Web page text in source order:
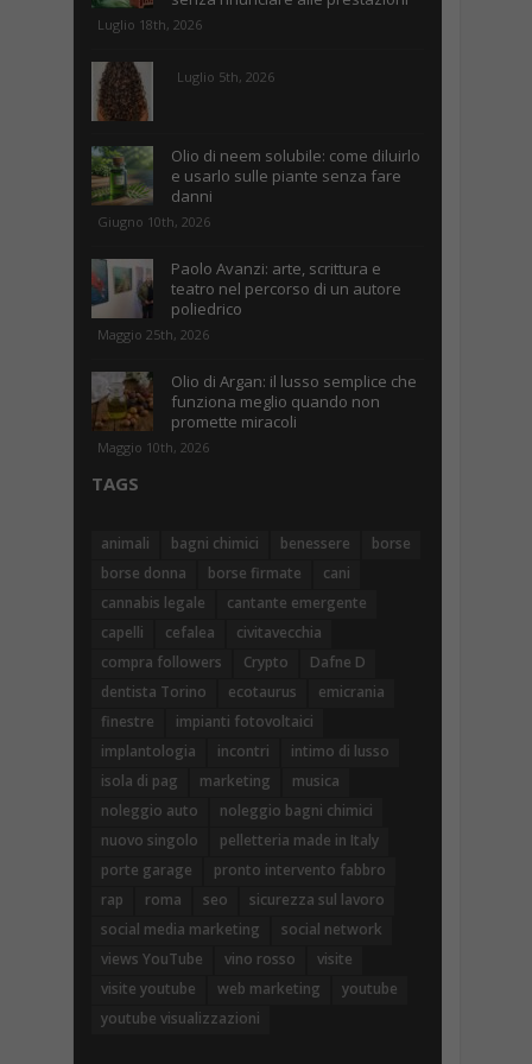
Luglio 18th, 2026
Luglio 5th, 2026
Olio di neem solubile: come diluirlo
e usarlo sulle piante senza fare
danni
Giugno 10th, 2026
Paolo Avanzi: arte, scrittura e
teatro nel percorso di un autore
poliedrico
Maggio 25th, 2026
Olio di Argan: il lusso semplice che
funziona meglio quando non
promette miracoli
Maggio 10th, 2026
TAGS
animali bagni chimici benessere
borse
borse donna
borse firmate
cani
cannabis legale
cantante emergente
capelli
cefalea
civitavecchia
compra followers
Crypto
Dafne D
dentista Torino
ecotaurus
emicrania
finestre
impianti fotovoltaici
implantologia
incontri
intimo di lusso
isola di pag
marketing
musica
noleggio auto
noleggio bagni chimici
nuovo singolo
pelletteria made in Italy
porte garage
pronto intervento fabbro
rap
roma seo
sicurezza sul lavoro
social media marketing
social network
views YouTube
vino rosso
visite
visite youtube
web marketing
youtube
youtube visualizzazioni